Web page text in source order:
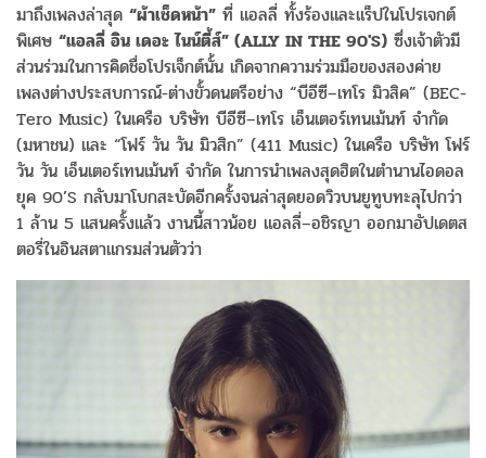
มาถึงเพลงล่าสุด “ผ้าเช็ดหน้า” ที่ แอลลี่ ทั้งร้องและแร็ปในโปรเจกต์
พิเศษ “แอลลี่ อิน เดอะ ไนน์ตี้ส์” (ALLY IN THE 90'S) ซึ่งเจ้าตัวมี
ส่วนร่วมในการคิดชื่อโปรเจ็กต์นั้น เกิดจากความร่วมมือของสองค่าย
เพลงต่างประสบการณ์-ต่างขั้วดนตรีอย่าง “บีอีซี–เทโร มิวสิค” (BEC-
Tero Music) ในเครือ บริษัท บีอีซี–เทโร เอ็นเตอร์เทนเม้นท์ จำกัด
(มหาชน) และ “โฟร์ วัน วัน มิวสิก” (411 Music) ในเครือ บริษัท โฟร์
วัน วัน เอ็นเตอร์เทนเม้นท์ จำกัด ในการนำเพลงสุดฮิตในตำนานไอดอล
ยุค 90’S กลับมาโบกสะบัดอีกครั้งจนล่าสุดยอดวิวบนยูทูบทะลุไปกว่า
1 ล้าน 5 แสนครั้งแล้ว งานนี้สาวน้อย แอลลี่–อชิรญา ออกมาอัปเดตส
ตอรี่ในอินสตาแกรมส่วนตัวว่า